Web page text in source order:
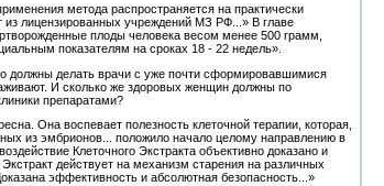
метода распространяется на практически
лицензированных учреждений МЗ РФ...» В главе
плоды человека весом менее 500 грамм,
показателям на сроках 18 - 22 недель».
должны делать врачи с уже почти сформировавшимися
И сколько же здоровых женщин должны по
препаратами?
Она воспевает полезность клеточной терапии, которая,
из эмбрионов... положило начало целому направлению в
Клеточного Экстракта объективно доказано и
действует на механизм старения на различных
эффективность и абсолютная безопасность...»